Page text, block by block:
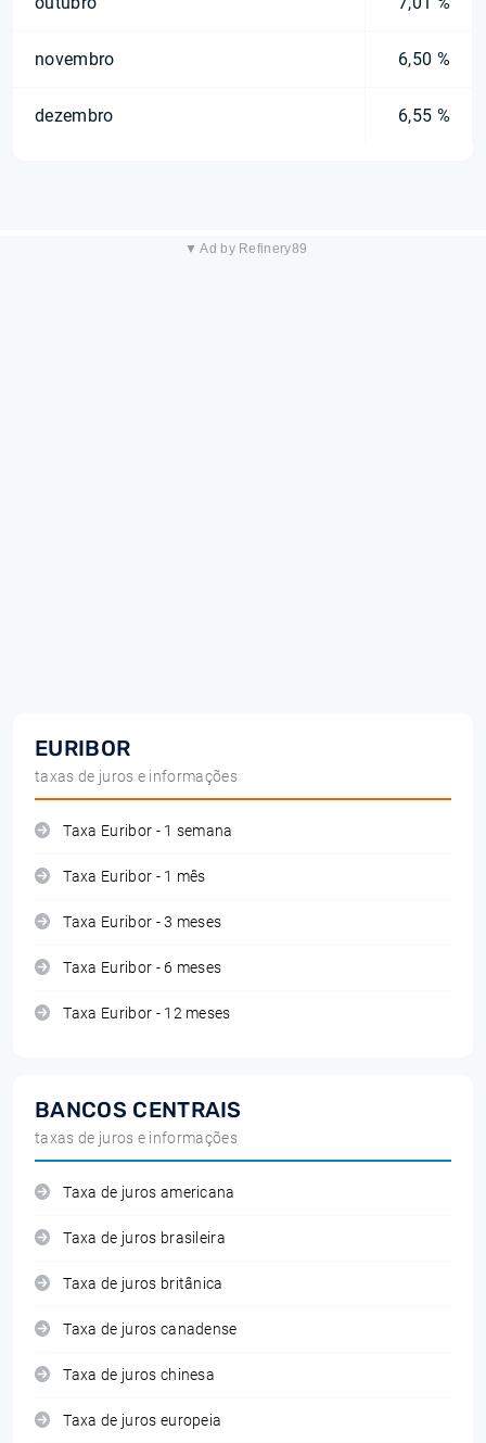
novembro 6,50 %
dezembro 6,55 %
▼ Ad by Refinery89
EURIBOR
taxas de juros e informações
Taxa Euribor - 1 semana
Taxa Euribor - 1 mês
Taxa Euribor - 3 meses
Taxa Euribor - 6 meses
Taxa Euribor - 12 meses
BANCOS CENTRAIS
taxas de juros e informações
Taxa de juros americana
Taxa de juros brasileira
Taxa de juros britânica
Taxa de juros canadense
Taxa de juros chinesa
Taxa de juros europeia